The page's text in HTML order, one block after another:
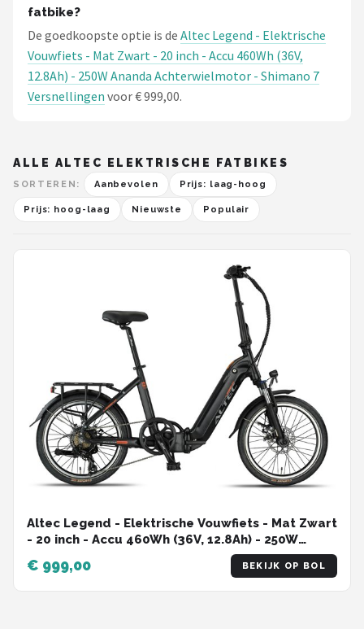
fatbike?
De goedkoopste optie is de Altec Legend - Elektrische
Vouwfiets - Mat Zwart - 20 inch - Accu 460Wh (36V,
12.8Ah) - 250W Ananda Achterwielmotor - Shimano 7
Versnellingen voor € 999,00.
ALLE ALTEC ELEKTRISCHE FATBIKES
SORTEREN: Aanbevolen Prijs: laag-hoog
Prijs: hoog-laag Nieuwste Populair
Altec Legend - Elektrische Vouwfiets - Mat Zwart
- 20 inch - Accu 460Wh (36V, 12.8Ah) - 250W
Ananda Achterwielmotor - Shimano 7
Versnellingen
€ 999,00 BEKIJK OP BOL